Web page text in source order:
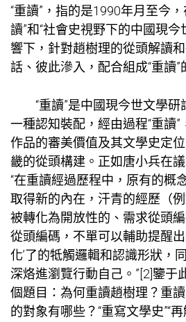
“重讀”，指的是1990年月至今，
讀”和“社會史視野下的中國現
響下，針對趙樹理的從頭解讀
話、彼此滲入，配合組成“重讀”
“重讀”是中國現今世文學
一種認知裝配，經由過程“重讀
作品的審美價值及其文學史定
畿的從頭構建。正如唐小兵在議
“在重讀經過歷程中，原有的概
取得新的內在，汗青的經歷（例
被轉化為開放性的、需求從頭編
從頭編碼，不單可以輔助提醒
化’了的牴觸邏輯和認識形狀，
深烙進瀏覽行動自己。”[2]鑒于
個題目：為何重讀趙樹理？重
的對象有哪些？“重寫文學史”“